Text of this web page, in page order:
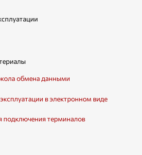
обмена данными
в электронном виде
подключения терминалов